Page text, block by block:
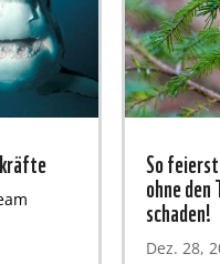
So
ohne den
schaden!
Dez. 28,